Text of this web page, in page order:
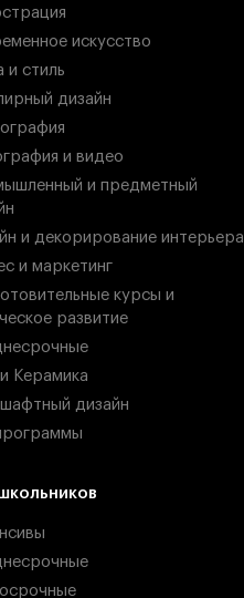
искусство
и стиль
дизайн
и видео
и предметный
и декорирование интерьера
и маркетинг
курсы и
развитие
Керамика
дизайн